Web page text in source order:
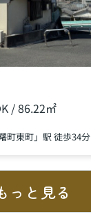
/ 86.22㎡
町東町」駅 徒歩34分
っと見る